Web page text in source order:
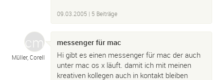
09.03.2005 | 5 Beiträge
Müller, Corell
messenger für mac
Hi gibt es einen messenger für mac der auch
unter mac os x läuft. damit ich mit meinen
kreativen kollegen auch in kontakt bleiben